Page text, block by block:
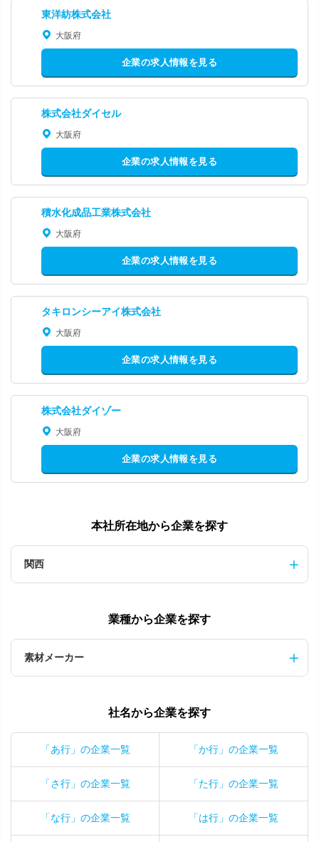
東洋紡株式会社
大阪府
企業の求人情報を見る
株式会社ダイセル
大阪府
企業の求人情報を見る
積水化成品工業株式会社
大阪府
企業の求人情報を見る
タキロンシーアイ株式会社
大阪府
企業の求人情報を見る
株式会社ダイゾー
大阪府
企業の求人情報を見る
本社所在地から企業を探す
関西
業種から企業を探す
素材メーカー
社名から企業を探す
「あ行」の企業一覧 「か行」の企業一覧
「さ行」の企業一覧 「た行」の企業一覧
「な行」の企業一覧 「は行」の企業一覧